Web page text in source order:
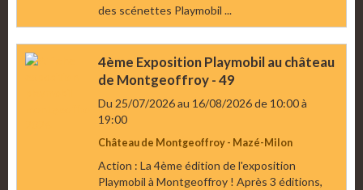
des scénettes Playmobil ...
4ème Exposition Playmobil au château
de Montgeoffroy - 49
Du 25/07/2026au 16/08/2026de 10:00à
19:00
Château de Montgeoffroy - Mazé-Milon
Action : La 4ème édition de l'exposition
Playmobil à Montgeoffroy ! Après 3 éditions,